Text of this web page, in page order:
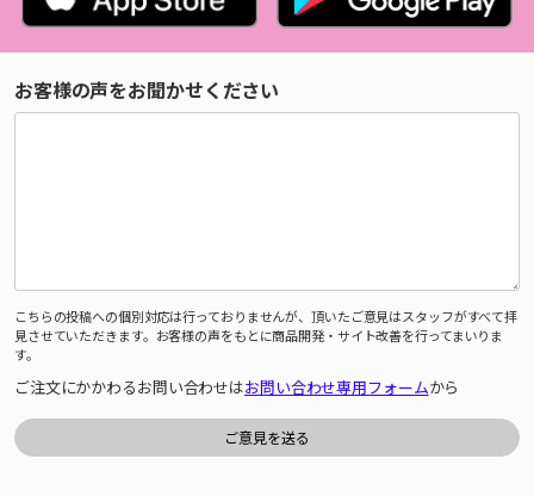
お客様の声をお聞かせください
こちらの投稿への個別対応は行っておりませんが、頂いたご意見はスタッフがすべて拝
見させていただきます。お客様の声をもとに商品開発・サイト改善を行ってまいりま
す。
ご注文にかかわるお問い合わせはお問い合わせ専用フォームから